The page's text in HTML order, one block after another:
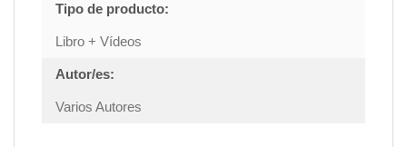
Tipo de producto:
Libro + Vídeos
Autor/es:
Varios Autores